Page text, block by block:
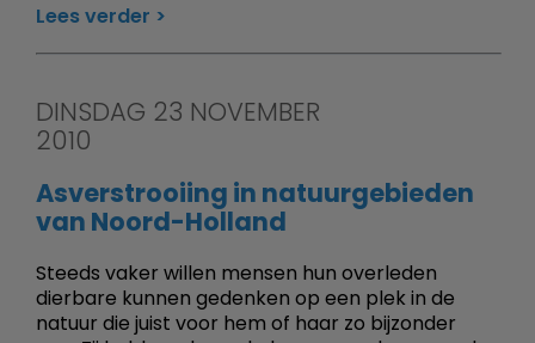
Lees verder
DINSDAG 23 NOVEMBER
2010
Asverstrooiing in natuurgebieden
van Noord-Holland
Steeds vaker willen mensen hun overleden
dierbare kunnen gedenken op een plek in de
natuur die juist voor hem of haar zo bijzonder